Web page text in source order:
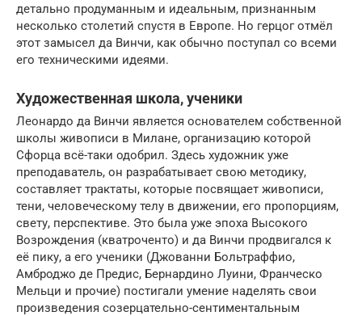
детально продуманным и идеальным, признанным
несколько столетий спустя в Европе. Но герцог отмёл
этот замысел да Винчи, как обычно поступал со всеми
его техническими идеями.
Художественная школа, ученики
Леонардо да Винчи является основателем собственной
школы живописи в Милане, организацию которой
Сфорца всё-таки одобрил. Здесь художник уже
преподаватель, он разрабатывает свою методику,
составляет трактаты, которые посвящает живописи,
тени, человеческому телу в движении, его пропорциям,
свету, перспективе. Это была уже эпоха Высокого
Возрождения (кватроченто) и да Винчи продвигался к
её пику, а его ученики (Джованни Больтраффио,
Амброджо де Предис, Бернардино Луини, Франческо
Мельци и прочие) постигали умение наделять свои
произведения созерцательно-сентиментальным